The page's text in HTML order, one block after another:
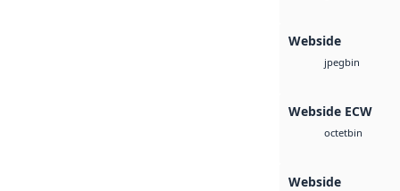
Webside
jpegbin
Webside ECW
octetbin
Webside